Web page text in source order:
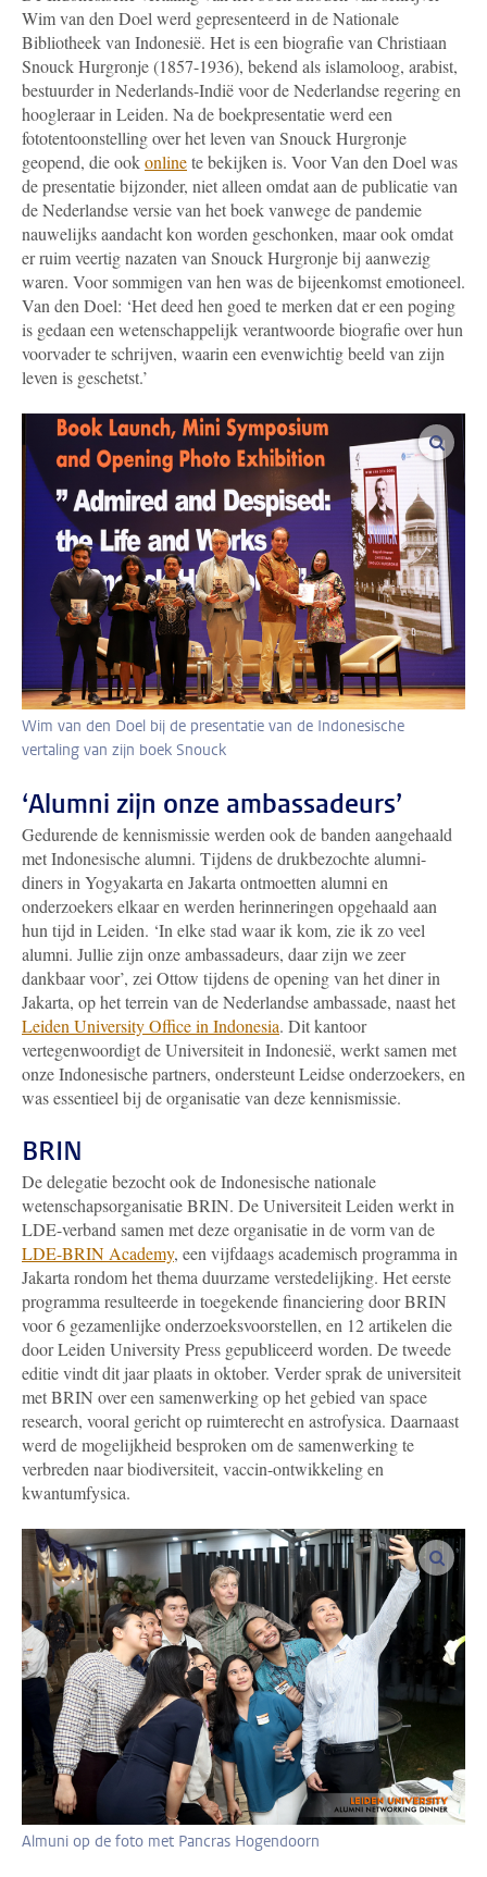
Wim van den Doel werd gepresenteerd in de Nationale
Bibliotheek van Indonesië. Het is een biografie van Christiaan
Snouck Hurgronje (1857-1936), bekend als islamoloog, arabist,
bestuurder in Nederlands-Indië voor de Nederlandse regering en
hoogleraar in Leiden. Na de boekpresentatie werd een
fototentoonstelling over het leven van Snouck Hurgronje
geopend, die ookonlinete bekijken is. Voor Van den Doel was
de presentatie bijzonder, niet alleen omdat aan de publicatie van
de Nederlandse versie van het boek vanwege de pandemie
nauwelijks aandacht kon worden geschonken, maar ook omdat
er ruim veertig nazaten van Snouck Hurgronje bij aanwezig
waren. Voor sommigen van hen was de bijeenkomst emotioneel.
Van den Doel: ‘Het deed hen goed te merken dat er een poging
is gedaan een wetenschappelijk verantwoorde biografie over hun
voorvader te schrijven, waarin een evenwichtig beeld van zijn
leven is geschetst.’
Wim van den Doel bij de presentatie van de Indonesische
vertaling van zijn boek Snouck
‘Alumni zijn onze ambassadeurs’
Gedurende de kennismissie werden ook de banden aangehaald
met Indonesische alumni. Tijdens de drukbezochte alumni-
diners in Yogyakarta en Jakarta ontmoetten alumni en
onderzoekers elkaar en werden herinneringen opgehaald aan
hun tijd in Leiden. ‘In elke stad waar ik kom, zie ik zo veel
alumni. Jullie zijn onze ambassadeurs, daar zijn we zeer
dankbaar voor’, zei Ottow tijdens de opening van het diner in
Jakarta, op het terrein van de Nederlandse ambassade, naast het
Leiden University Office in Indonesia. Dit kantoor
vertegenwoordigt de Universiteit in Indonesië, werkt samen met
onze Indonesische partners, ondersteunt Leidse onderzoekers, en
was essentieel bij de organisatie van deze kennismissie.
BRIN
De delegatie bezocht ook de Indonesische nationale
wetenschapsorganisatie BRIN. De Universiteit Leiden werkt in
LDE-verband samen met deze organisatie in de vorm van de
LDE-BRIN Academy, een vijfdaags academisch programma in
Jakarta rondom het thema duurzame verstedelijking. Het eerste
programma resulteerde in toegekende financiering door BRIN
voor 6 gezamenlijke onderzoeksvoorstellen, en 12 artikelen die
door Leiden University Press gepubliceerd worden. De tweede
editie vindt dit jaar plaats in oktober. Verder sprak de universiteit
met BRIN over een samenwerking op het gebied van space
research, vooral gericht op ruimterecht en astrofysica. Daarnaast
werd de mogelijkheid besproken om de samenwerking te
verbreden naar biodiversiteit, vaccin-ontwikkeling en
kwantumfysica.
Almuni op de foto met Pancras Hogendoorn